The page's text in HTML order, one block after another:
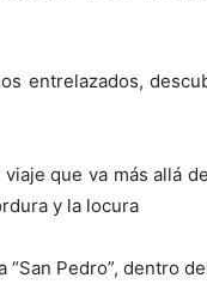
entrelazados,
que va más allá
y la locura
Pedro”, dentro